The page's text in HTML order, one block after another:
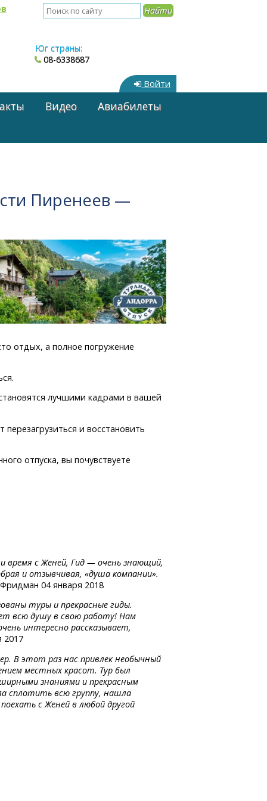
Юг страны:
08-6338687
Войти
Видео Авиабилеты
Пиренеев —
отдых, а полное погружение
лучшими кадрами в вашей
и восстановить
отпуска, вы почувствуете
время с Женей, Гид — очень знающий,
и отзывчивая, «душа компании».
04 января 2018
туры и прекрасные гиды.
всю душу в свою работу! Нам
интересно рассказывает,
В этот раз нас привлек необычный
местных красот. Тур был
знаниями и прекрасным
сплотить всю группу, нашла
с Женей в любой другой